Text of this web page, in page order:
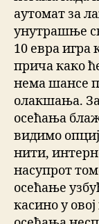
аутомат за
унутрашње
10 евра игра
прича како
нема шансе
олакшања.
осећања
видимо
нити,
насупрот
осећање
касино у